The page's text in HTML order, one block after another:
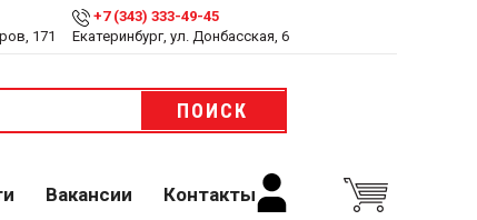
171
+7 (343) 333-49-45
Екатеринбург, ул. Донбасская, 6
ПОИСК
Вакансии Контакты